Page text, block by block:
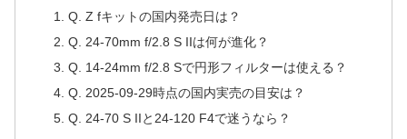
Q. Z fキットの国内発売日は？
Q. 24-70mm f/2.8 S IIは何が進化？
Q. 14-24mm f/2.8 Sで円形フィルターは使える？
Q. 2025-09-29時点の国内実売の目安は？
Q. 24-70 S IIと24-120 F4で迷うなら？